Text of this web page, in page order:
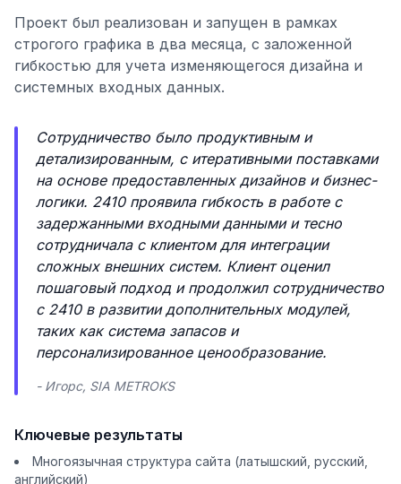
Проект был реализован и запущен в рамках
строгого графика в два месяца, с заложенной
гибкостью для учета изменяющегося дизайна и
системных входных данных.
Сотрудничество было продуктивным и
детализированным, с итеративными поставками
на основе предоставленных дизайнов и бизнес-
логики. 2410 проявила гибкость в работе с
задержанными входными данными и тесно
сотрудничала с клиентом для интеграции
сложных внешних систем. Клиент оценил
пошаговый подход и продолжил сотрудничество
с 2410 в развитии дополнительных модулей,
таких как система запасов и
персонализированное ценообразование.
- Игорс, SIA METROKS
Ключевые результаты
Многоязычная структура сайта (латышский, русский,
английский)